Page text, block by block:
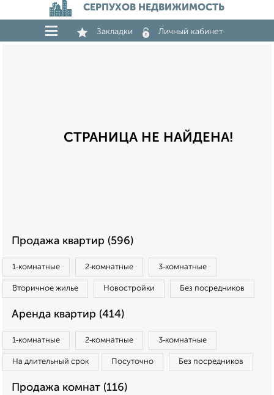
СЕРПУХОВ НЕДВИЖИМОСТЬ
Закладки Личный кабинет
СТРАНИЦА НЕ НАЙДЕНА!
Продажа квартир (596)
1‑комнатные 2‑комнатные 3‑комнатные
Вторичное жилье Новостройки Без посредников
Аренда квартир (414)
1‑комнатные 2‑комнатные 3‑комнатные
На длительный срок Посуточно Без посредников
Продажа комнат (116)